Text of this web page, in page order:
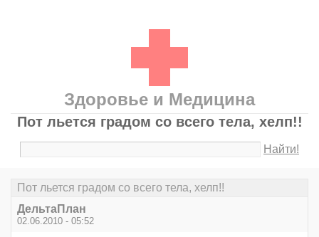
Здоровье и Медицина
Пот льется градом со всего тела, хелп!!
Найти!
Пот льется градом со всего тела, хелп!!
ДельтаПлан
02.06.2010 - 05:52